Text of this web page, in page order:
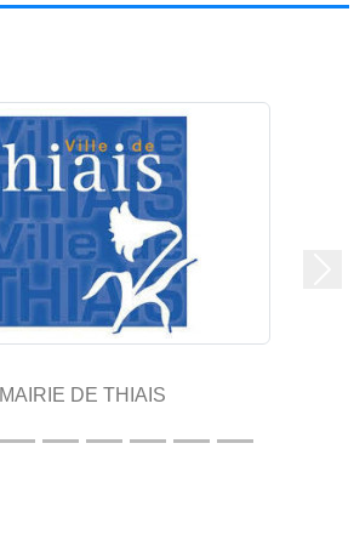
MAIRIE DE THIAIS